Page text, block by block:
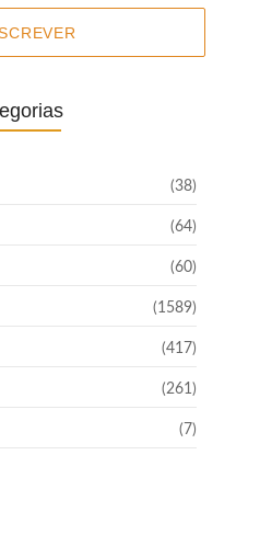
(38)
(64)
(60)
(1589)
(417)
(261)
(7)